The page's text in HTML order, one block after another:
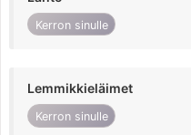
Kerron sinulle
Lemmikkieläimet
Kerron sinulle